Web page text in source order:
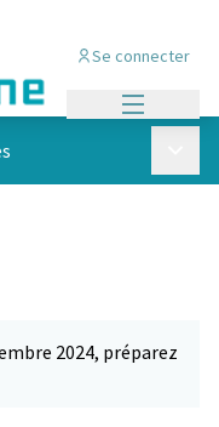
Se connecter
2024, préparez